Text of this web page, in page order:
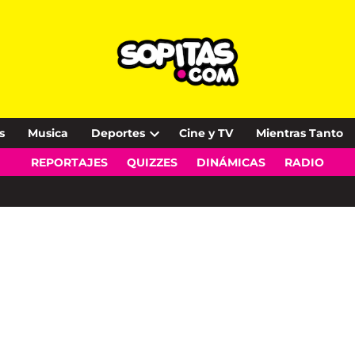
Musica Deportes
Open
dropdown
Cine y TV Mientras Tanto
REPORTAJES QUIZZES DINÁMICAS RADIO